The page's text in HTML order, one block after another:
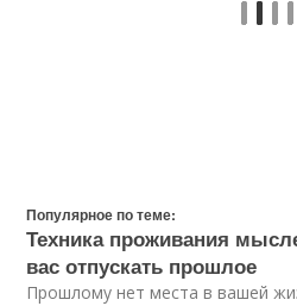
Популярное по теме:
Техника проживания
вас отпускать прошлое
Прошлому нет места в вашей